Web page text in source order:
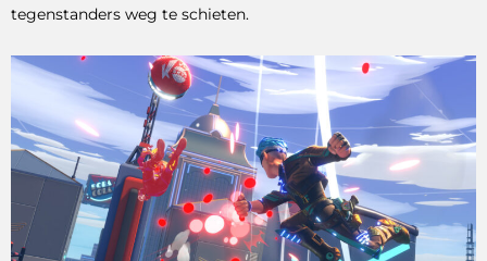
tegenstanders weg te schieten.